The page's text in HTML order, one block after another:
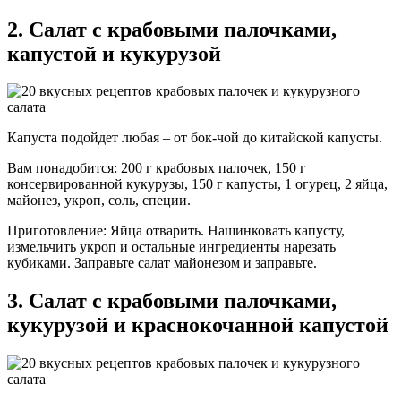
2. Салат с крабовыми палочками,
капустой и кукурузой
Капуста подойдет любая – от бок-чой до китайской капусты.
Вам понадобится: 200 г крабовых палочек, 150 г
консервированной кукурузы, 150 г капусты, 1 огурец, 2 яйца,
майонез, укроп, соль, специи.
Приготовление: Яйца отварить. Нашинковать капусту,
измельчить укроп и остальные ингредиенты нарезать
кубиками. Заправьте салат майонезом и заправьте.
3. Салат с крабовыми палочками,
кукурузой и краснокочанной капустой